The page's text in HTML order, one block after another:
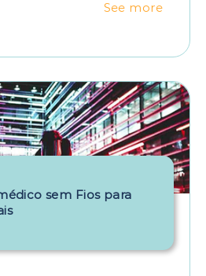
See more
sem Fios para